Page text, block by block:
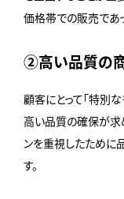
価格帯での販売であ
②高い品質の
顧客にとって「特別
高い品質の確保が求
ンを重視したために
す。